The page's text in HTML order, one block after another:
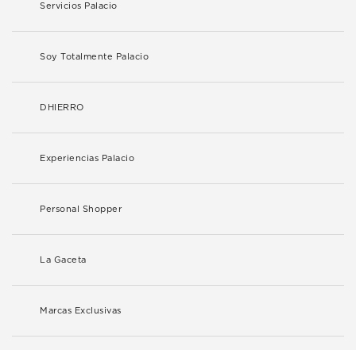
Servicios Palacio
Soy Totalmente Palacio
DHIERRO
Experiencias Palacio
Personal Shopper
La Gaceta
Marcas Exclusivas